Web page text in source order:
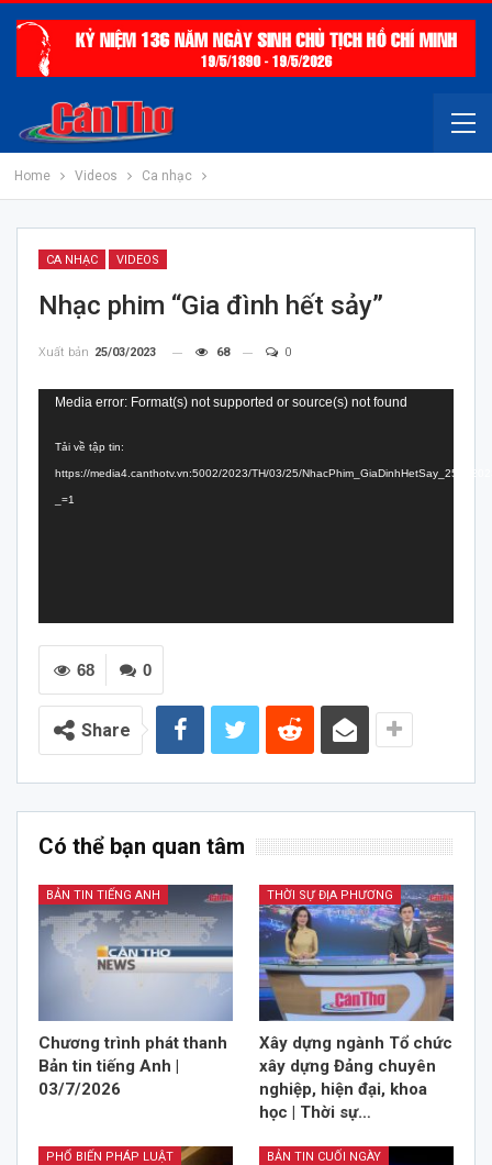
Home Videos Ca nhạc
CA NHẠC VIDEOS
Nhạc phim “Gia đình hết sảy”
Xuất bản 25/03/2023 68 0
Trình
Video
Media error: Format(s) not supported or source(s) not found
Tải về tập tin:
https://media4.canthotv.vn:5002/2023/TH/03/25/
_=1
0
68
Share
Có thể bạn quan tâm
BẢN TIN TIẾNG ANH
Chương trình phát thanh
Bản tin tiếng Anh |
03/7/2026
THỜI SỰ ĐỊA PHƯƠNG
Xây dựng ngành Tổ chức
xây dựng Đảng chuyên
nghiệp, hiện đại, khoa
học | Thời sự…
PHỔ BIẾN PHÁP LUẬT BẢN TIN CUỐI NGÀY